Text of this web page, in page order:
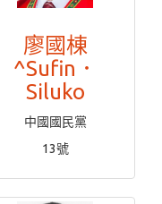
廖國棟
^Sufin．
Siluko
中國國民黨
13號